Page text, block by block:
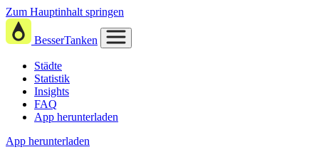
Zum Hauptinhalt springen
BesserTanken
Städte
Statistik
Insights
FAQ
App herunterladen
App herunterladen